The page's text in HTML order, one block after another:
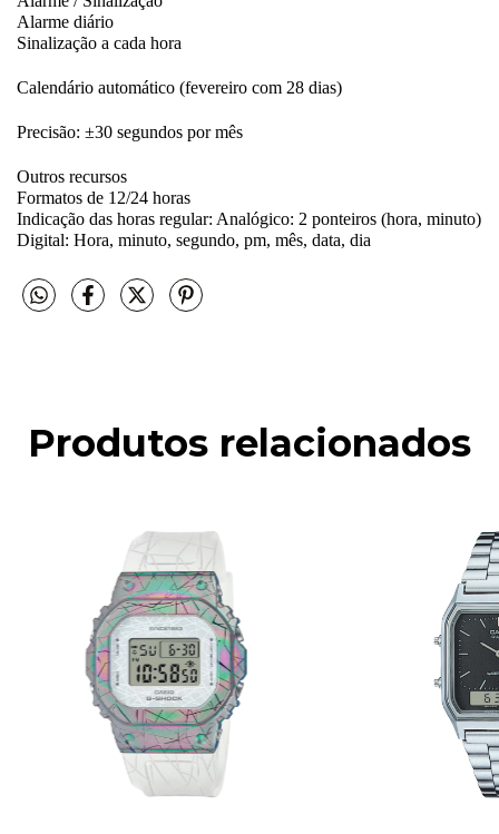
Alarme diário
Sinalização a cada hora
Calendário automático (fevereiro com 28 dias)
Precisão: ±30 segundos por mês
Outros recursos
Formatos de 12/24 horas
Indicação das horas regular: Analógico: 2 ponteiros (hora, minuto)
Digital: Hora, minuto, segundo, pm, mês, data, dia
Produtos relacionados